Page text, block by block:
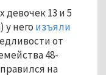
девочек 13 и 5
у него изъяли
от
48-
на